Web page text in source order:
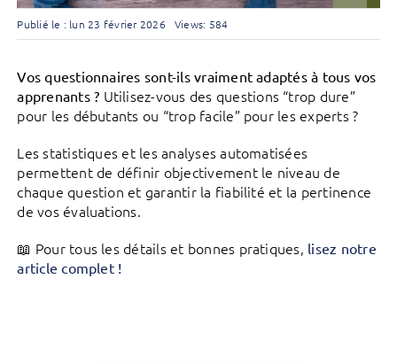
Publié le : lun 23 février 2026 Views: 584
Vos questionnaires sont-ils vraiment adaptés à tous vos
apprenants ? Utilisez-vous des questions “trop dure”
pour les débutants ou “trop facile” pour les experts ?
Les statistiques et les analyses automatisées
permettent de définir objectivement le niveau de
chaque question et garantir la fiabilité et la pertinence
de vos évaluations.
📖 Pour tous les détails et bonnes pratiques, lisez notre
article complet !